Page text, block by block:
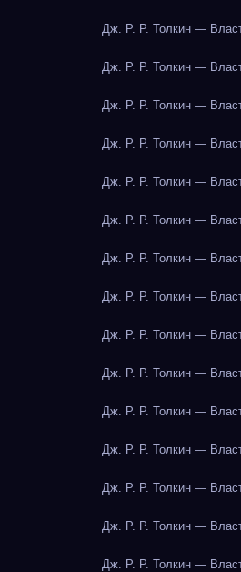
Дж. Р. Р. Толкин —
Дж. Р. Р. Толкин —
Дж. Р. Р. Толкин —
Дж. Р. Р. Толкин —
Дж. Р. Р. Толкин —
Дж. Р. Р. Толкин —
Дж. Р. Р. Толкин —
Дж. Р. Р. Толкин —
Дж. Р. Р. Толкин —
Дж. Р. Р. Толкин —
Дж. Р. Р. Толкин —
Дж. Р. Р. Толкин —
Дж. Р. Р. Толкин —
Дж. Р. Р. Толкин —
Дж. Р. Р. Толкин —